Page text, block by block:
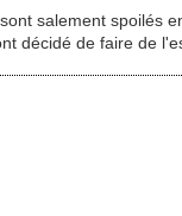
salement spoilés
décidé de faire de